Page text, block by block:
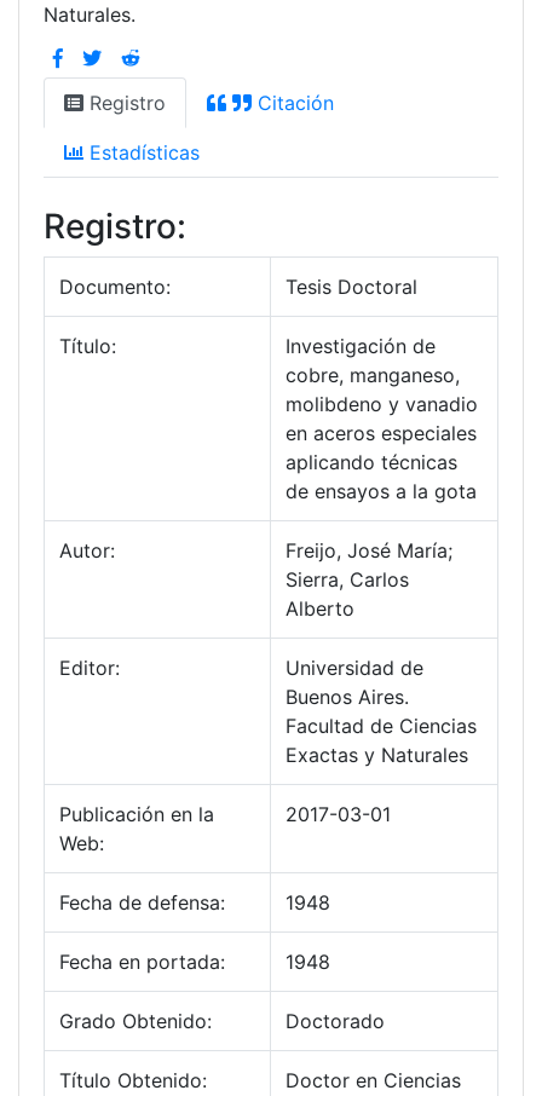
Naturales.
Registro Citación
Estadísticas
Registro:
Documento: Tesis Doctoral
Título:
Investigación de
cobre, manganeso,
molibdeno y vanadio
en aceros especiales
aplicando técnicas
de ensayos a la gota
Autor:
Freijo, José María;
Sierra, Carlos
Alberto
Editor:
Universidad de
Buenos Aires.
Facultad de Ciencias
Exactas y Naturales
Publicación en la
Web:
2017-03-01
Fecha de defensa: 1948
Fecha en portada: 1948
Grado Obtenido: Doctorado
Título Obtenido:
Doctor en Ciencias